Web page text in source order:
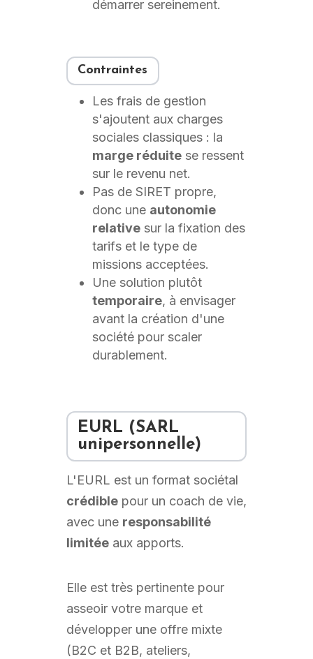
démarrer sereinement.
Contraintes
Les frais de gestion
s'ajoutent aux charges
sociales classiques : la
marge réduitese ressent
sur le revenu net.
Pas de SIRET propre,
donc une autonomie
relativesur la fixation des
tarifs et le type de
missions acceptées.
Une solution plutôt
temporaire, à envisager
avant la création d'une
société pour scaler
durablement.
EURL (SARL
unipersonnelle)
L'EURL est un format sociétal
crédiblepour un coach de vie,
avec une responsabilité
limitéeaux apports.
Elle est très pertinente pour
asseoir votre marque et
développer une offre mixte
(B2C et B2B, ateliers,